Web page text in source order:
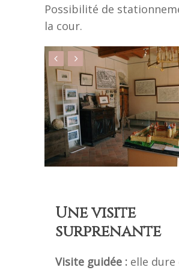
Possibilité de
la cour.
Une visite
surprenante
Visite guidée : elle dure